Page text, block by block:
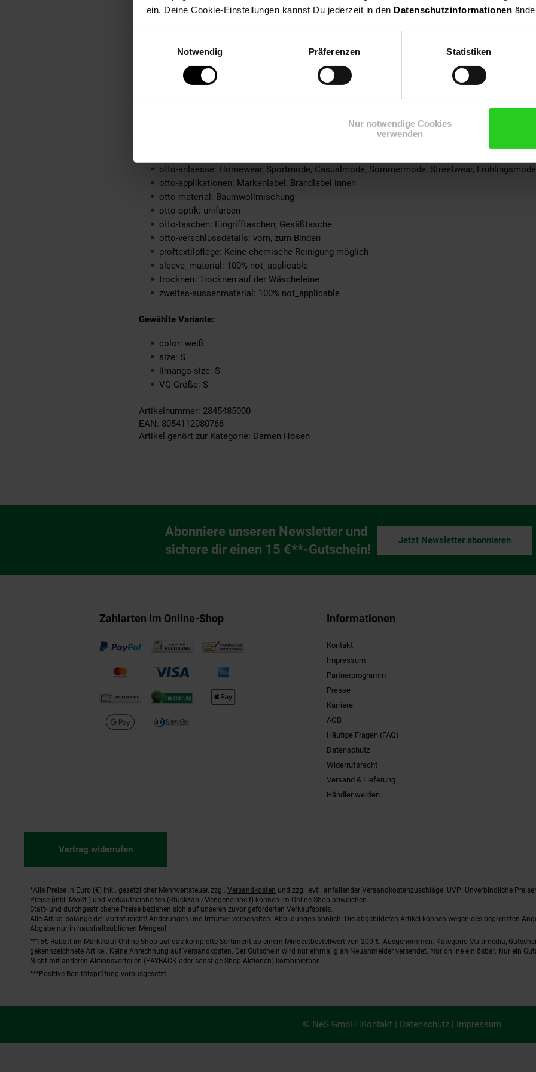
ein. Deine Cookie-Einstellungen kannst Du jederzeit in den Datenschutzinformationen
Notwendig
Präferenzen Statistiken
Nur notwendige Cookies
verwenden
material-futter-aermel: 100% not_applicable
material-futter-innenjacke: 100% not_applicable
material-kunstfellkragen: 100% not_applicable
material-oberstoff-innenseite: 100% not_applicable
material-oberstoff-mittlere-schicht: 100% not_applicable
material-oberstoff-mittlerer-teil: 100% not_applicable
material-oberstoff-oberer-teil: 100% not_applicable
otto-anlaesse: Homewear, Sportmode, Casualmode, Sommermode, Streetwear, Frühlingsmode
otto-applikationen: Markenlabel, Brandlabel innen
otto-material: Baumwollmischung
otto-optik: unifarben
otto-taschen: Eingrifftaschen, Gesäßtasche
otto-verschlussdetails: vorn, zum Binden
proftextilpflege: Keine chemische Reinigung möglich
sleeve_material: 100% not_applicable
trocknen: Trocknen auf der Wäscheleine
zweites-aussenmaterial: 100% not_applicable
Gewählte Variante:
color: weiß
size: S
limango-size: S
VG-Größe: S
Artikelnummer: 2845485000
EAN: 8054112080766
Artikel gehört zur Kategorie: Damen Hosen
Newsletter Anmeldung
Abonniere unseren Newsletter und
sichere dir einen 15 €**-Gutschein!
Jetzt Newsletter abonnieren
Zahlarten im Online-Shop Informationen
Kontakt
Impressum
Partnerprogramm
Presse
Karriere
AGB
Häufige Fragen (FAQ)
Datenschutz
Widerrufsrecht
Versand & Lieferung
Händler werden
Vertrag widerrufen
Fußnoten
*Alle Preise in Euro (€) inkl. gesetzlicher Mehrwertsteuer, zzgl. Versandkosten und zzgl. evtl. anfallender Versandkostenzuschläge. UVP: Unverbindliche
Preise (inkl. MwSt.) und Verkaufseinheiten (Stückzahl/Mengeneinheit) können im Online-Shop abweichen.
Statt- und durchgestrichene Preise beziehen sich auf unseren zuvor geforderten Verkaufspreis.
Alle Artikel solange der Vorrat reicht! Änderungen und Irrtümer vorbehalten. Abbildungen ähnlich. Die abgebildeten Artikel können wegen des begrenzten
Abgabe nur in haushaltsüblichen Mengen!
**15€ Rabatt im Marktkauf Online-Shop auf das komplette Sortiment ab einem Mindestbestellwert von 200 €. Ausgenommen: Kategorie Multimedia,
gekennzeichnete Artikel. Keine Anrechnung auf Versandkosten. Der Gutschein wird nur einmalig an Neuanmelder versendet. Nur online einlösbar. Nur ein
Nicht mit anderen Aktionsvorteilen (PAYBACK oder sonstige Shop-Aktionen) kombinierbar.
***Positive Bonitätsprüfung vorausgesetzt
© NeS GmbH |Kontakt | Datenschutz | Impressum